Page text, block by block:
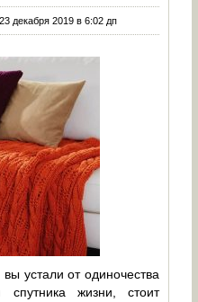
декабря 2019 в 6:02 дп
устали от одиночества
жизни, стоит